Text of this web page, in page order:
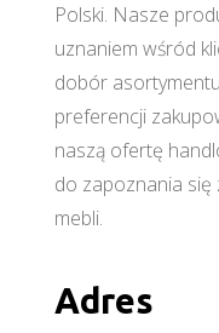
Polski. Nasze
uznaniem wśród
dobór
preferencji
naszą ofertę
do zapoznania się
mebli.
Adres